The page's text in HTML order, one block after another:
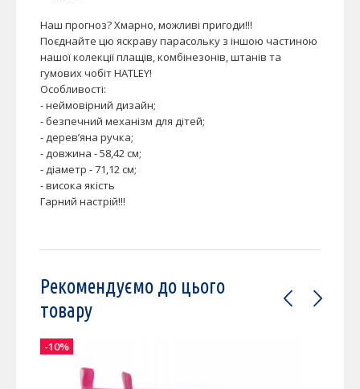
Наш прогноз? Хмарно, можливі пригоди!!!
Поєднайте цю яскраву парасольку з іншою частиною
нашої колекції плащів, комбінезонів, штанів та
гумових чобіт HATLEY!
Особливості:
- неймовірний дизайн;
- безпечний механізм для дітей;
- дерев’яна ручка;
- довжина - 58,42 см;
- діаметр - 71,12 см;
- висока якість
Гарний настрій!!!
Рекомендуємо до цього
товару
-10%